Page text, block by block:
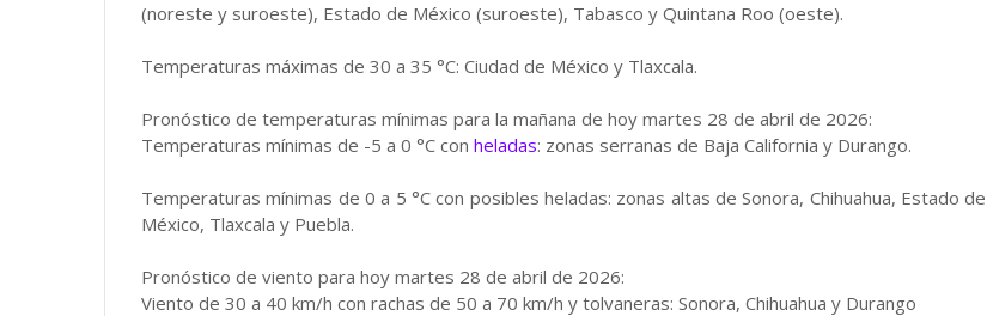
(noreste y suroeste), Estado de México (suroeste), Tabasco y Quintana Roo (oeste).
Temperaturas máximas de 30 a 35 °C: Ciudad de México y Tlaxcala.
Pronóstico de temperaturas mínimas para la mañana de hoy martes 28 de abril de 2026:
Temperaturas mínimas de -5 a 0 °C con heladas: zonas serranas de Baja California y Durango.
Temperaturas mínimas de 0 a 5 °C con posibles heladas: zonas altas de Sonora, Chihuahua, Estado de
México, Tlaxcala y Puebla.
Pronóstico de viento para hoy martes 28 de abril de 2026:
Viento de 30 a 40 km/h con rachas de 50 a 70 km/h y tolvaneras: Sonora, Chihuahua y Durango